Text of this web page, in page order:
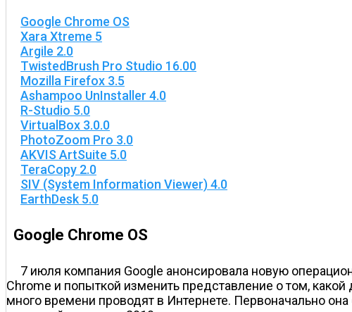
Google Chrome OS
Xara Xtreme 5
Argile 2.0
TwistedBrush Pro Studio 16.00
Mozilla Firefox 3.5
Ashampoo UnInstaller 4.0
R-Studio 5.0
VirtualBox 3.0.0
PhotoZoom Pro 3.0
AKVIS ArtSuite 5.0
TeraCopy 2.0
SIV (System Information Viewer) 4.0
EarthDesk 5.0
Google Chrome OS
7 июля компания Google анонсировала новую
Chrome и попыткой изменить представление о том,
много времени проводят в Интернете. Первоначально